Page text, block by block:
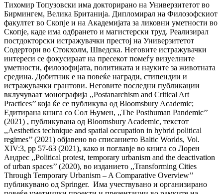
Тихомир Топузовски има докторирано на Универзитетот во
Бирмингем, Велика Британија. Дипломирал на Филозофскиот
факултет во Скопје и на Академијата за ликовни уметности во
Скопје, каде има одбрането и магистерски труд. Реализирал
постдокторски истражувачки престој на Универзитетот
Содерторн во Стокхолм, Шведска. Неговите истражувачки
интереси се фокусираат на пресекот помеѓу визуелните
уметности, филозофијата, политиката и науките за животната
средина. Добитник е на повеќе награди, стипендии и
истражувачки грантови. Неговите последни публикации
вклучуваат монографија ,,Postanarchism and Critical Art
Practices’’ која ќе се публикува од Bloomsbury Academic;
Eдитирана книга со Сол Њумен, ,,The Posthuman Pandemic’’
(2021) , публикувана од Bloomsbury Academic, текстот
,,Aesthetics technique and spatial occupation in hybrid political
regimes’’ (2021) објавено во списанието Baltic Worlds, Vol.
XIV:3, pp 57-63 (2021), како и поглавје во книга со Лорен
Андрес ,,Political protest, temporary urbanism and the deactivation
of urban spaces’’ (2020), во изданието ,,Transforming Cities
Through Temporary Urbanism – A Comparative Overview’’
публикувано од Springer. Има учествувано и организирано